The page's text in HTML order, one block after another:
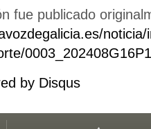
fue publicado
by Disqus